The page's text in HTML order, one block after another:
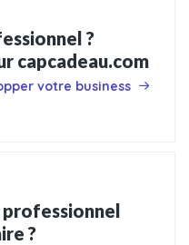
?
capcadeau.com
votre business
professionnel
?